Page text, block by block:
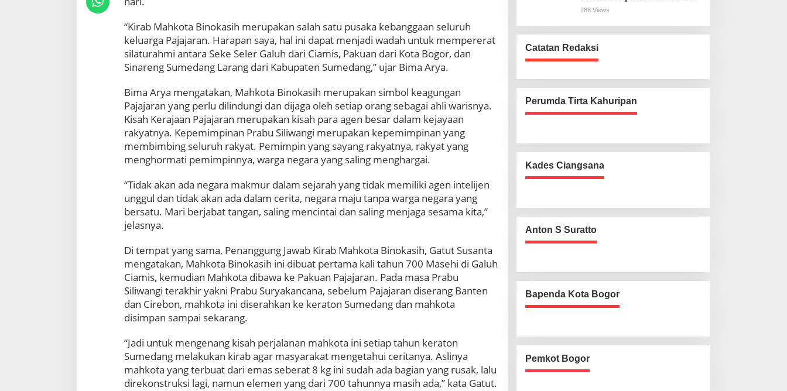
f
k
D
i
a
m
k
a
n
P
e
r
s
t
a
k
a
a
n
t
a
B
o
“Kirab Mahkota Binokasih merupakan salah satu pusaka kebanggaan seluruh
keluarga Pajajaran. Harapan saya, hal ini dapat menjadi wadah untuk mempererat
silaturahmi antara Seke Seler Galuh dari Ciamis, Pakuan dari Kota Bogor, dan
Sinareng Sumedang Larang dari Kabupaten Sumedang,” ujar Bima Arya.
Bima Arya mengatakan, Mahkota Binokasih merupakan simbol keagungan
Pajajaran yang perlu dilindungi dan dijaga oleh setiap orang sebagai ahli warisnya.
Kisah Kerajaan Pajajaran merupakan kisah para agen besar dalam kejayaan
rakyatnya. Kepemimpinan Prabu Siliwangi merupakan kepemimpinan yang
membimbing seluruh rakyat. Pemimpin yang sayang rakyatnya, rakyat yang
menghormati pemimpinnya, warga negara yang saling menghargai.
“Tidak akan ada negara makmur dalam sejarah yang tidak memiliki agen intelijen
unggul dan tidak akan ada dalam cerita, negara maju tanpa warga negara yang
bersatu. Mari berjabat tangan, saling mencintai dan saling menjaga sesama kita,”
jelasnya.
Di tempat yang sama, Penanggung Jawab Kirab Mahkota Binokasih, Gatut Susanta
mengatakan, Mahkota Binokasih ini dibuat pertama kali tahun 700 Masehi di Galuh
Ciamis, kemudian Mahkota dibawa ke Pakuan Pajajaran. Pada masa Prabu
Siliwangi terakhir yakni Prabu Suryakancana, sebelum Pajajaran diserang Banten
dan Cirebon, mahkota ini diserahkan ke keraton Sumedang dan mahkota
disimpan sampai sekarang.
“Jadi untuk mengenang kisah perjalanan mahkota ini setiap tahun keraton
Sumedang melakukan kirab agar masyarakat mengetahui ceritanya. Aslinya
mahkota yang terbuat dari emas seberat 8 kg ini sudah ada bagian yang rusak, lalu
direkonstruksi lagi, namun elemen yang dari 700 tahunnya masih ada,” kata Gatut.
Harus Beres
288 Views
Catatan Redaksi
Perumda Tirta Kahuripan
Kades Ciangsana
Anton S Suratto
Bapenda Kota Bogor
Pemkot Bogor